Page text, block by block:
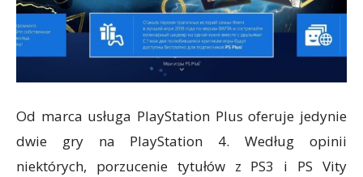
Od marca usługa PlayStation Plus oferuje jedynie
dwie gry na PlayStation 4. Według opinii
niektórych, porzucenie tytułów z PS3 i PS Vity